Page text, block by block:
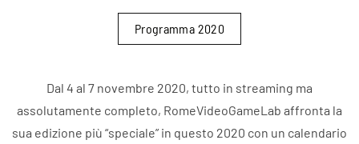
Programma 2020
Dal 4 al 7 novembre 2020, tutto in streaming ma
assolutamente completo, RomeVideoGameLab affronta la
sua edizione più “speciale” in questo 2020 con un calendario